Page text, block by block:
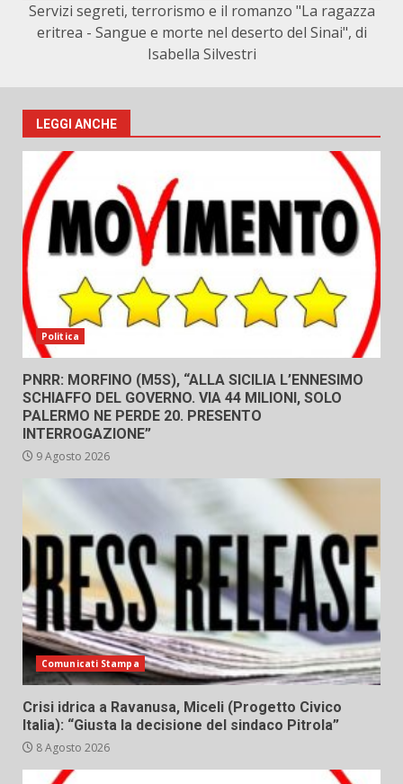
Servizi segreti, terrorismo e il romanzo "La ragazza
eritrea - Sangue e morte nel deserto del Sinai", di
Isabella Silvestri
LEGGI ANCHE
Politica
PNRR: MORFINO (M5S), “ALLA SICILIA L’ENNESIMO
SCHIAFFO DEL GOVERNO. VIA 44 MILIONI, SOLO
PALERMO NE PERDE 20. PRESENTO
INTERROGAZIONE”
9 Agosto 2026
Comunicati Stampa
Crisi idrica a Ravanusa, Miceli (Progetto Civico
Italia): “Giusta la decisione del sindaco Pitrola”
8 Agosto 2026